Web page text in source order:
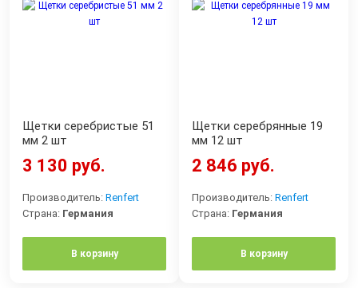
Щетки серебристые 51
мм 2 шт
3 130 руб.
Производитель: Renfert
Страна: Германия
В корзину
Щетки серебрянные 19
мм 12 шт
2 846 руб.
Производитель: Renfert
Страна: Германия
В корзину